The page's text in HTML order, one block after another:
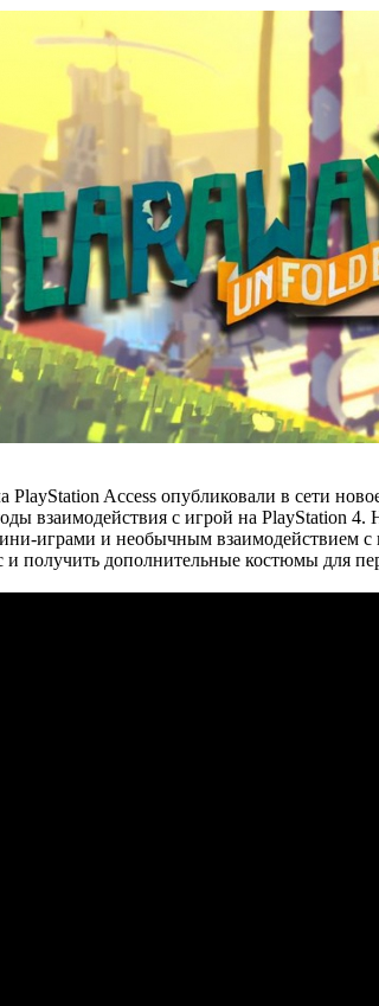
Access опубликовали в сети
взаимодействия с игрой на PlayStation
играми и необычным взаимодействием
и получить дополнительные костюмы для